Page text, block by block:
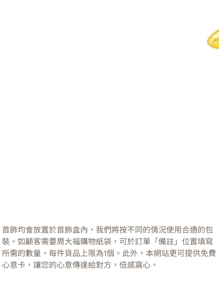
首飾均會放置於首飾盒內，我們將按不同的情況使用合適的包
裝。如顧客需要周大福購物紙袋，可於訂單「備註」位置填寫
所需的數量，每件貨品上限為1個。此外，本網站更可提供免費
心意卡，讓您的心意傳達給對方，倍感窩心。